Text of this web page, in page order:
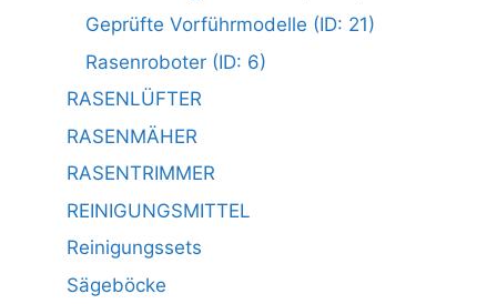
Geprüfte Vorführmodelle (ID: 21)
Rasenroboter (ID: 6)
RASENLÜFTER
RASENMÄHER
RASENTRIMMER
REINIGUNGSMITTEL
Reinigungssets
Sägeböcke